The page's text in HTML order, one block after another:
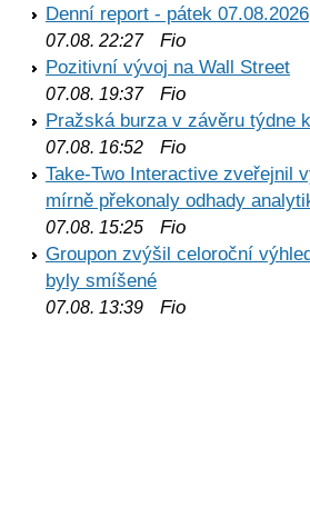
Denní report - pátek 07.08.2026
07.08. 22:27Fio
Pozitivní vývoj na Wall Street
07.08. 19:37Fio
Pražská burza v závěru týdne
07.08. 16:52 Fio
Take-Two Interactive zveřejnil
mírně překonaly odhady
07.08. 15:25 Fio
Groupon zvýšil celoroční
byly smíšené
07.08. 13:39 Fio